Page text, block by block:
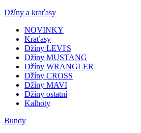
Džíny a kraťasy
NOVINKY
Kraťasy
Džíny LEVI'S
Džíny MUSTANG
Džíny WRANGLER
Džíny CROSS
Džíny MAVI
Džíny ostatní
Kalhoty
Bundy